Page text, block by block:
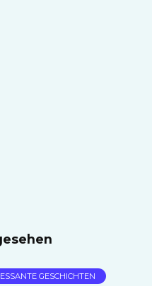
GESCHICHTEN